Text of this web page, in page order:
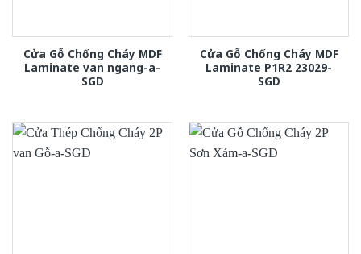
Cửa Gỗ Chống Cháy MDF
Laminate van ngang-a-
SGD
Cửa Gỗ Chống Cháy MDF
Laminate P1R2 23029-
SGD